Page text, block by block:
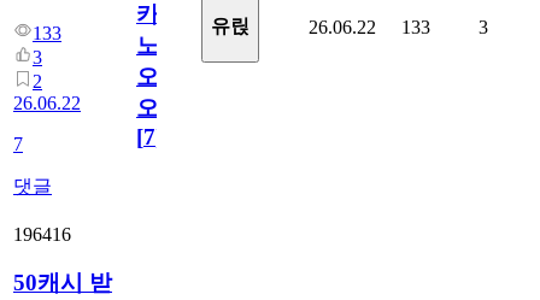
133
3
2
26.06.22
7
댓글
카
노
오
오!
[7]
유릱 26.06.22 133 3
196416
50캐시 받